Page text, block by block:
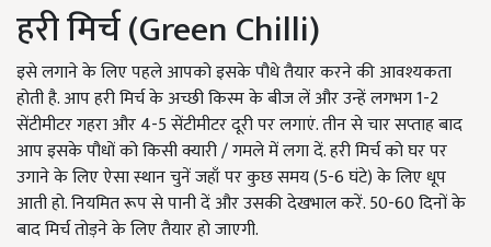
हरी मिर्च (Green Chilli)
इसे लगाने के लिए पहले आपको इसके पौधे तैयार करने की आवश्यकता
होती है. आप हरी मिर्च के अच्छी किस्म के बीज लें और उन्हें लगभग 1-2
सेंटीमीटर गहरा और 4-5 सेंटीमीटर दूरी पर लगाएं. तीन से चार सप्ताह बाद
आप इसके पौधों को किसी क्यारी / गमले में लगा दें. हरी मिर्च को घर पर
उगाने के लिए ऐसा स्थान चुनें जहाँ पर कुछ समय (5-6 घंटे) के लिए धूप
आती हो. नियमित रूप से पानी दें और उसकी देखभाल करें. 50-60 दिनों के
बाद मिर्च तोड़ने के लिए तैयार हो जाएगी.